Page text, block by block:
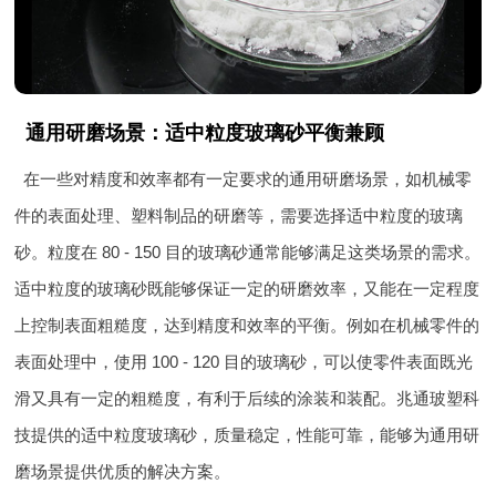
通用研磨场景：适中粒度玻璃砂平衡兼顾
在一些对精度和效率都有一定要求的通用研磨场景，如机械零
件的表面处理、塑料制品的研磨等，需要选择适中粒度的玻璃
砂。粒度在 80 - 150 目的玻璃砂通常能够满足这类场景的需求。
适中粒度的玻璃砂既能够保证一定的研磨效率，又能在一定程度
上控制表面粗糙度，达到精度和效率的平衡。例如在机械零件的
表面处理中，使用 100 - 120 目的玻璃砂，可以使零件表面既光
滑又具有一定的粗糙度，有利于后续的涂装和装配。兆通玻塑科
技提供的适中粒度玻璃砂，质量稳定，性能可靠，能够为通用研
磨场景提供优质的解决方案。